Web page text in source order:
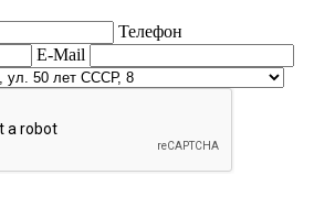
Телефон
E-Mail